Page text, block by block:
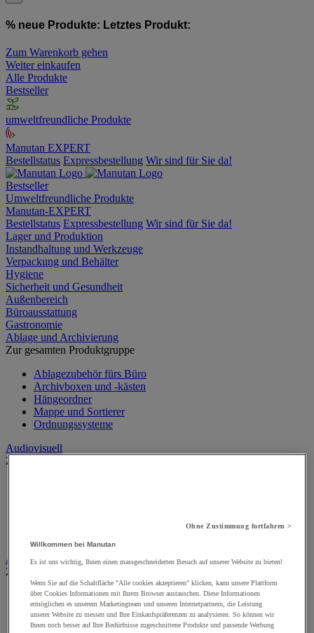
% neue Produkte: Letztes Produkt:
Zum Warenkorb gehen
Weiter einkaufen
Alle Produkte
Bestseller
umweltfreundliche Produkte
Manutan EXPERT
Bestellstatus Expressbestellung Wir sind für Sie da!
Bestseller
Umweltfreundliche Produkte
Manutan-EXPERT
Bestellstatus Expressbestellung Wir sind für Sie da!
Lager und Produktion
Instandhaltung und Werkzeuge
Verpackung und Behälter
Hygiene
Sicherheit und Gesundheit
Außenbereich
Büroausstattung
Gastronomie
Ablage und Archivierung
Zur gesamten Produktgruppe
Ablagezubehör fürs Büro
Archivboxen und -kästen
Hängeordner
Mappe und Sortierer
Ordnungssysteme
Audiovisuell
Zur gesamten Produktgruppe
Professionelle Ton- und Aufnahmegeräte
Aufsteller
Zur gesamten Produktgruppe
Aufsteller auf Füßen
Mobiler Aufsteller
Tischaufsteller
Ohne Zustimmung fortfahren >
Willkommen bei Manutan
Es ist uns wichtig, Ihnen einen massgeschneiderten Besuch auf unserer Website zu bieten!
Wenn Sie auf die Schaltfläche "Alle cookies akzeptieren" klicken, kann unsere Plattform
über Cookies Informationen mit Ihrem Browser austauschen. Diese Informationen
ermöglichen es unserem Marketingteam und unseren Internetpartnern, die Leistung
unserer Website zu messen und Ihre Einkaufspräferenzen zu analysieren. So können wir
Ihnen noch besser auf Ihre Bedürfnisse zugeschnittene Produkte und passende Werbung